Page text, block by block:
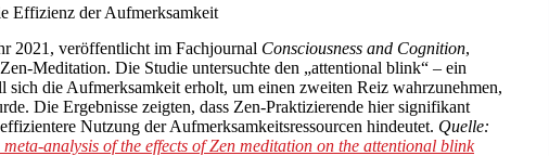
Effizienz der Aufmerksamkeit
2021, veröffentlicht im Fachjournal Consciousness and Cognition,
Meditation. Die Studie untersuchte den „attentional blink“ – ein
sich die Aufmerksamkeit erholt, um einen zweiten Reiz wahrzunehmen,
Die Ergebnisse zeigten, dass Zen-Praktizierende hier signifikant
Nutzung der Aufmerksamkeitsressourcen hindeutet. Quelle:
meta-analysis of the effects of Zen meditation on the attentional blink